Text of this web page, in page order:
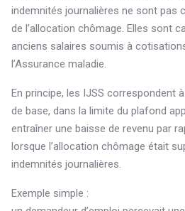
indemnités journalières ne sont pas
de l’allocation chômage. Elles sont
anciens salaires soumis à
l’Assurance maladie.
En principe, les IJSS correspondent
de base, dans la limite du plafond
entraîner une baisse de revenu par
lorsque l’allocation chômage était
indemnités journalières.
Exemple simple :